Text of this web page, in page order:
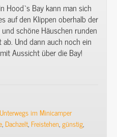
Hood`s Bay kann man sich
auf den Klippen oberhalb der
schöne Häuschen runden
Und dann auch noch ein
Aussicht über die Bay!
Unterwegs im Minicamper
, Dachzelt, Freistehen,günstig,